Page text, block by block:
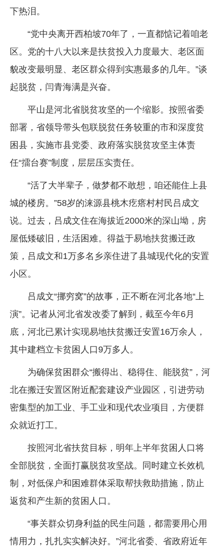
下热泪。
“党中央离开西柏坡70年了，一直都惦记着咱老
区。党的十八大以来是扶贫投入力度最大、老区面
貌改变最明显、老区群众得到实惠最多的几年。”谈
起脱贫，闫青海满是兴奋。
平山是河北省脱贫攻坚的一个缩影。按照省委
部署，省领导带头包联脱贫任务较重的市和深度贫
困县，实施市县党委、政府落实脱贫攻坚主体责
任“擂台赛”制度，层层压实责任。
“活了大半辈子，做梦都不敢想，咱还能住上县
城的楼房。”58岁的涞源县桃木疙瘩村村民吕成文
说。过去，吕成文住在海拔近2000米的深山坳，房
屋低矮破旧，生活困难。得益于易地扶贫搬迁政
策，吕成文和1万多名乡亲住进了县城现代化的安置
小区。
吕成文“挪穷窝”的故事，正不断在河北各地“上
演”。记者从河北省发改委了解到，截至今年6月
底，河北已累计实现易地扶贫搬迁安置16万余人，
其中建档立卡贫困人口9万多人。
为确保贫困群众“搬得出、稳得住、能脱贫”，河
北在搬迁安置区附近配套建设产业园区，引进劳动
密集型的加工业、手工业和现代农业项目，方便群
众就近打工。
按照河北省扶贫目标，明年上半年贫困人口将
全部脱贫，全面打赢脱贫攻坚战。同时建立长效机
制，对低保户和困难群体采取帮扶救助措施，防止
返贫和产生新的贫困人口。
“事关群众切身利益的民生问题，都需要用心用
情用力，扎扎实实解决好。”河北省委、省政府近年